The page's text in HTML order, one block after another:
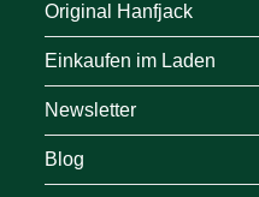
Original Hanfjack
Einkaufen im Laden
Newsletter
Blog